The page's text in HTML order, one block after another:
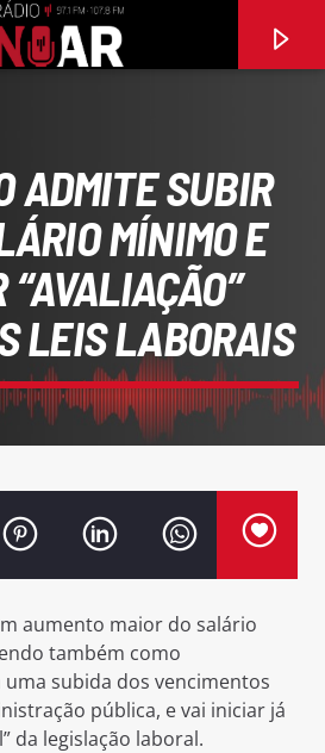
RUIZINHO DE PENACOVA)
ADMITE SUBIR
MÍNIMO E
LEIS LABORAIS
aumento maior do salário
também como
subida dos vencimentos
pública, e vai iniciar já
da legislação laboral.